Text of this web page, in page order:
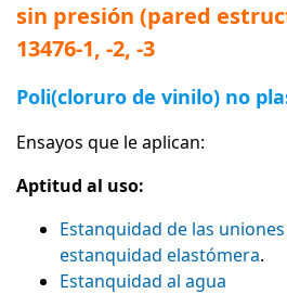
sin presión (pared
13476-1, -2, -3
Poli(cloruro de vinilo) no
Ensayos que le aplican:
Aptitud al uso:
Estanquidad de las
estanquidad elastómera.
Estanquidad al agua